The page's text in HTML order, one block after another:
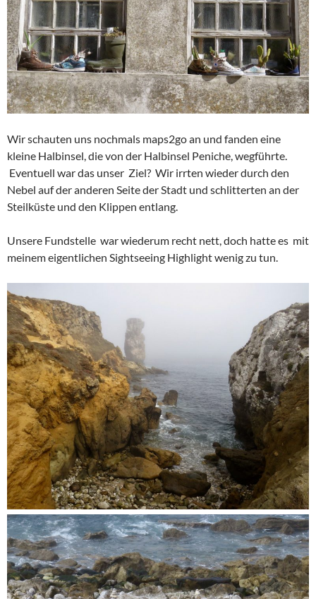
Wir schauten uns nochmals maps2go an und fanden eine
kleine Halbinsel, die von der Halbinsel Peniche, wegführte.
Eventuell war das unser Ziel? Wir irrten wieder durch den
Nebel auf der anderen Seite der Stadt und schlitterten an der
Steilküste und den Klippen entlang.
Unsere Fundstelle war wiederum recht nett, doch hatte es mit
meinem eigentlichen Sightseeing Highlight wenig zu tun.